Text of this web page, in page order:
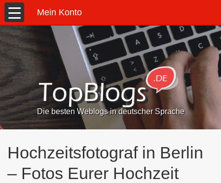
Mein Konto
Die besten Weblogs in deutscher Sprache
Hochzeitsfotograf in Berlin
– Fotos Eurer Hochzeit